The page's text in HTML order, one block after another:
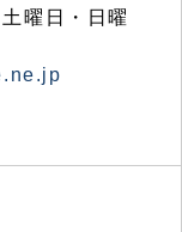
曜日・日曜